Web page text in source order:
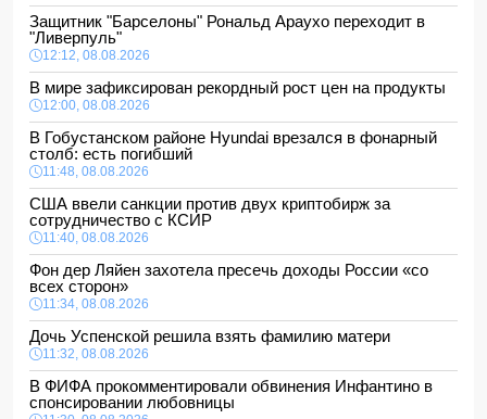
Защитник "Барселоны" Рональд Араухо переходит в
"Ливерпуль"
12:12, 08.08.2026
В мире зафиксирован рекордный рост цен на продукты
12:00, 08.08.2026
В Гобустанском районе Hyundai врезался в фонарный
столб: есть погибший
11:48, 08.08.2026
США ввели санкции против двух криптобирж за
сотрудничество с КСИР
11:40, 08.08.2026
Фон дер Ляйен захотела пресечь доходы России «со
всех сторон»
11:34, 08.08.2026
Дочь Успенской решила взять фамилию матери
11:32, 08.08.2026
В ФИФА прокомментировали обвинения Инфантино в
спонсировании любовницы